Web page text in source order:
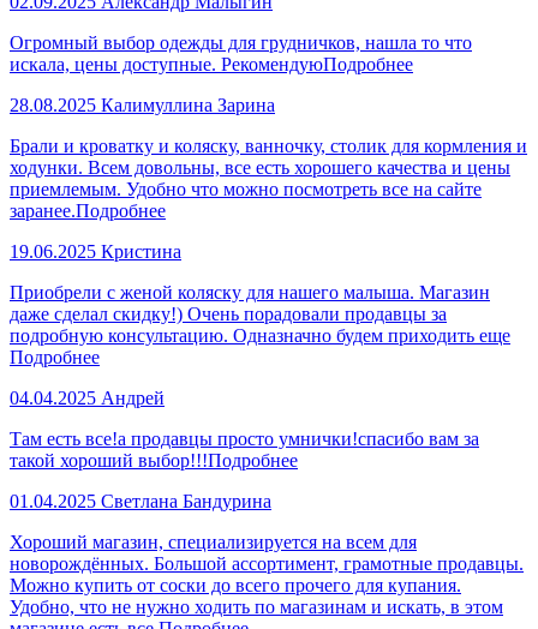
Огромный выбор одежды для грудничков, нашла то что
искала, цены доступные. РекомендуюПодробнее
28.08.2025 Калимуллина Зарина
Брали и кроватку и коляску, ванночку, столик для кормления и
ходунки. Всем довольны, все есть хорошего качества и цены
приемлемым. Удобно что можно посмотреть все на сайте
заранее.Подробнее
19.06.2025 Кристина
Приобрели с женой коляску для нашего малыша. Магазин
даже сделал скидку!) Очень порадовали продавцы за
подробную консультацию. Одназначно будем приходить еще
Подробнее
04.04.2025 Андрей
Там есть все!а продавцы просто умнички!спасибо вам за
такой хороший выбор!!!Подробнее
01.04.2025 Светлана Бандурина
Хороший магазин, специализируется на всем для
новорождённых. Большой ассортимент, грамотные продавцы.
Можно купить от соски до всего прочего для купания.
Удобно, что не нужно ходить по магазинам и искать, в этом